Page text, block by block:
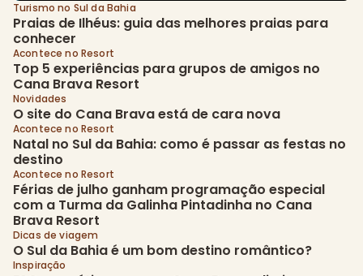
Turismo no Sul da Bahia
Praias de Ilhéus: guia das melhores praias para
conhecer
Acontece no Resort
Top 5 experiências para grupos de amigos no
Cana Brava Resort
Novidades
O site do Cana Brava está de cara nova
Acontece no Resort
Natal no Sul da Bahia: como é passar as festas no
destino
Acontece no Resort
Férias de julho ganham programação especial
com a Turma da Galinha Pintadinha no Cana
Brava Resort
Dicas de viagem
O Sul da Bahia é um bom destino romântico?
Inspiração